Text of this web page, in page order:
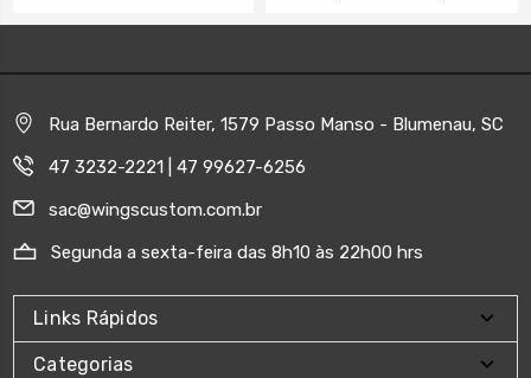
Rua Bernardo Reiter, 1579 Passo Manso - Blumenau, SC
47 3232-2221 | 47 99627-6256
sac@wingscustom.com.br
Segunda a sexta-feira das 8h10 às 22h00 hrs
Links Rápidos
Categorias